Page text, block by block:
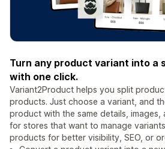
Turn any product variant into a
with one click.
Variant2Product helps you split
products. Just choose a variant, and
product with the same details, images,
for stores that want to manage
products for better visibility, SEO, or